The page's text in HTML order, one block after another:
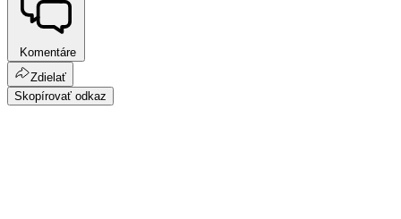
Komentáre
Zdielať
Skopírovať odkaz